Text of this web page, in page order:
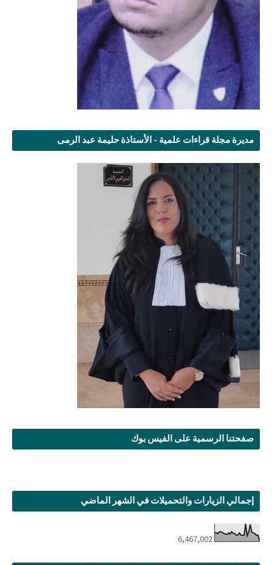
مديرة مجلة قراءات علمية - الأستاذة حليمة عبد الرمى
صفحتنا الرسمية على الفيس بوك
إجمالي الزيارات والتحميلات في الشهر الماضي
6,467,002